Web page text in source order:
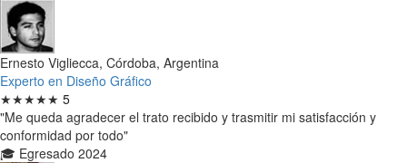
Ernesto Vigliecca, Córdoba, Argentina
Experto en Diseño Gráfico
★★★★★ 5
"Me queda agradecer el trato recibido y trasmitir mi satisfacción y
conformidad por todo"
🎓 Egresado 2024